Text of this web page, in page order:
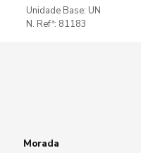
Unidade Base: UN
N. Refª: 81183
Morada